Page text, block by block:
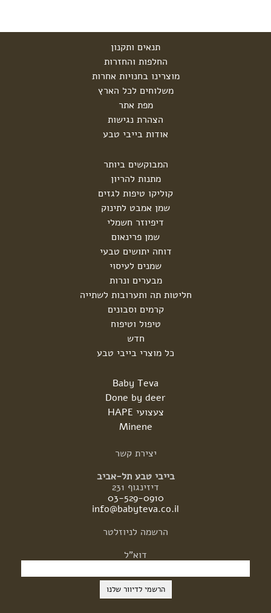
תנאים ותקנון
החלפות והחזרות
מוצרינו בחנויות אחרות
משלוחים לכל הארץ
מפת אתר
הצהרת נגישות
אודות בייבי טבע
המבוקשים ביותר
מתנות להריון
קוליקו טיפות לגזים
שמן אמבט לתינוק
דיפיוזר חשמלי
שמן פרינאום
דוחה יתושים טבעי
שמנים לעיסוי
מבערים ונרות
חליטות תה ותערובות לשתייה
קרמים וסבונים
טיפול וטיפוח
חדש
כל מוצרי בייבי טבע
Baby Teva
Done by deer
צעצועי HAPE
Minene
יצירת קשר
בייבי טבע תל-אביב
דיזינגוף 231
03-529-0910
info@babyteva.co.il
הרשמה לניוזלטר
דוא"ל